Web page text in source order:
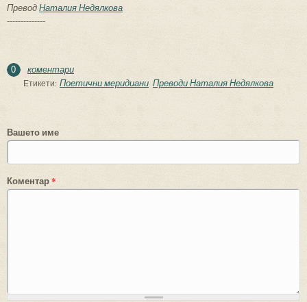
ПреводНаталия Недялкова
--------------
0 коментари
Етикети: Поетични меридиани Преводи Наталия Недялкова
Вашето име
Коментар*